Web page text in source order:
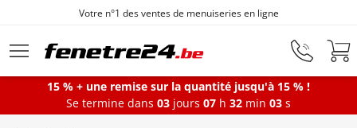
Aller au contenu principal
Votre n°1 des ventes de menuiseries en ligne
Fenêtres
15 % + une remise sur la quantité jusqu'à 15 % !
Se termine dans 03 jours 07 h 32 min 02 s